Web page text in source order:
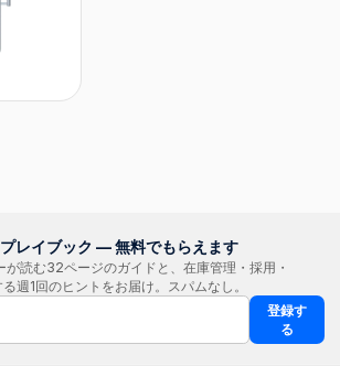
レイブック — 無料でもらえます
読む32ページのガイドと、在庫管理・採用・
週1回のヒントをお届け。スパムなし。
登録す
る